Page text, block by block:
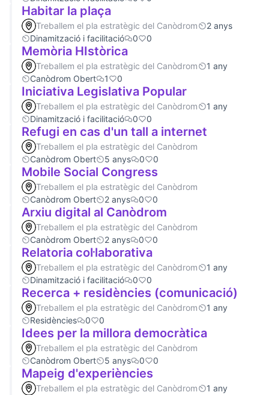
Habitar la plaça
Treballem el pla estratègic del Canòdrom
2 anys
Dinamització i facilitació
0 0
Memòria HIstòrica
Treballem el pla estratègic del Canòdrom
1 any
Canòdrom Obert
1 0
Iniciativa Legislativa Popular
Treballem el pla estratègic del Canòdrom
1 any
Dinamització i facilitació
0 0
Refugi en cas d'un tall a internet
Treballem el pla estratègic del Canòdrom
Canòdrom Obert
5 anys 0 0
Mobile Social Congress
Treballem el pla estratègic del Canòdrom
Canòdrom Obert
2 anys 0 0
Arxiu digital al Canòdrom
Treballem el pla estratègic del Canòdrom
Canòdrom Obert
2 anys 0 0
Relatoria col·laborativa
Treballem el pla estratègic del Canòdrom
1 any
Dinamització i facilitació
0 0
Recerca + residències (comunicació)
Treballem el pla estratègic del Canòdrom
1 any
Residències
0 0
Idees per la millora democràtica
Treballem el pla estratègic del Canòdrom
Canòdrom Obert
5 anys 0 0
Mapeig d'experiències
Treballem el pla estratègic del Canòdrom
1 any